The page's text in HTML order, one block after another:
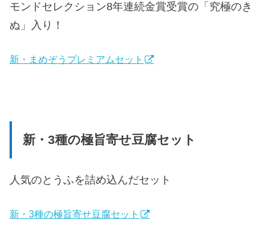
モンドセレクション8年連続金賞受賞の「究極のき
ぬ」入り！
新・まめぞうプレミアムセット
新・3種の極旨寄せ豆腐セット
人気のとうふを詰め込んだセット
新・3種の極旨寄せ豆腐セット